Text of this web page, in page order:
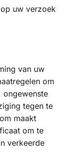
uw verzoek
van uw
om
ongewenste
tegen te
maakt
om te
verkeerde